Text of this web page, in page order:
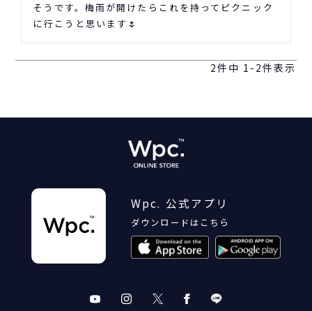
そうです。梅雨が開けたらこれを持ってピクニック
に行こうと思います🌷
2件中 1 - 2件表示
Wpc. 公式アプリ
ダウンロードはこちら